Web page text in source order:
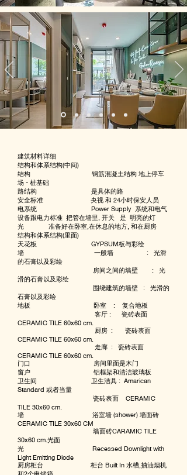
建筑材料详细
结构和体系结构(中间)
结构 钢筋混凝土结构 地上停车
场 - 桩基础
路结构 是具体的路
安全标准 央视 和 24小时保安人员
电系统 Power Supply 系统和电气
设备跟电力标准 把管在墙里, 开关 是 明亮的灯
光 准备好在卧室,在休息的地方, 和在厨房
结构和体系结构(里面)
天花板 GYPSUM板与彩绘
墙 一般墙 : 光滑
的石膏以及彩绘
房间之间的墙壁 : 光
滑的石膏以及彩绘
围绕建筑的墙壁 : 光滑的
石膏以及彩绘
地板 卧室 : 复合地板
客厅 : 瓷砖表面
CERAMIC TILE 60x60 cm.
厨房 : 瓷砖表面
CERAMIC TILE 60x60 cm.
走廊 : 瓷砖表面
CERAMIC TILE 60x60 cm.
门口 房间里面是木门
窗户 铝框架和清洁玻璃板
卫生间 卫生洁具 : Amarican
Standard 或者当量
瓷砖表面 CERAMIC
TILE 30x60 cm.
墙 浴室墙 (shower) 墙面砖
CERAMIC TILE 30x60 CM
墙面砖CARAMIC TILE
30x60 cm.光面
光 Recessed Downlight with
Light Emitting Diode
厨房柜台 柜台 Built In 水槽,抽油烟机